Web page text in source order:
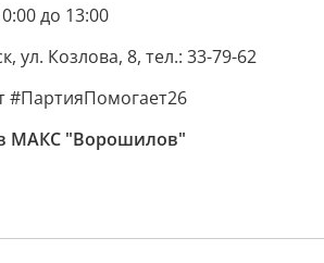
до 13:00
ул. Козлова, 8, тел.: 33-79-62
#ПартияПомогает26
МАКС "Ворошилов"